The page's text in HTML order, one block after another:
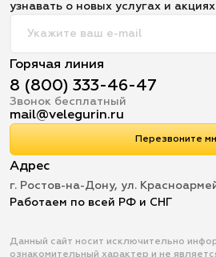
узнавать о новых услугах и акциях
Горячая линия
8 (800) 333-46-47
Звонок бесплатный
mail@velegurin.ru
Перезвоните
Адрес
г. Ростов-на-Дону, ул.
Работаем по всей РФ и СНГ
Данный сайт носит исключительно
ознакомительный характер и не